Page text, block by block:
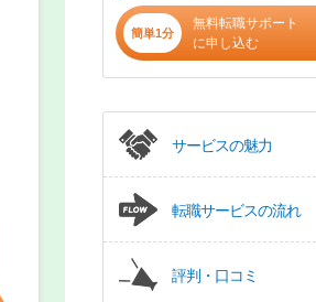
希望の働き方
正社員
パート(週4日～5日)
簡単1分
無料転職サポート
に申し込む
サービスの魅力
転職サービスの流れ
評判・口コミ